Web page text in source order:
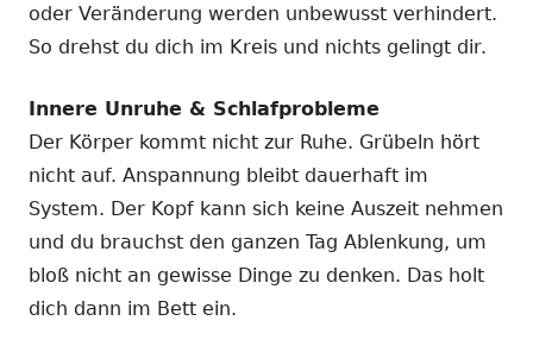
oder Veränderung werden unbewusst verhindert.
So drehst du dich im Kreis und nichts gelingt dir.
Innere Unruhe & Schlafprobleme
Der Körper kommt nicht zur Ruhe. Grübeln hört
nicht auf. Anspannung bleibt dauerhaft im
System. Der Kopf kann sich keine Auszeit nehmen
und du brauchst den ganzen Tag Ablenkung, um
bloß nicht an gewisse Dinge zu denken. Das holt
dich dann im Bett ein.